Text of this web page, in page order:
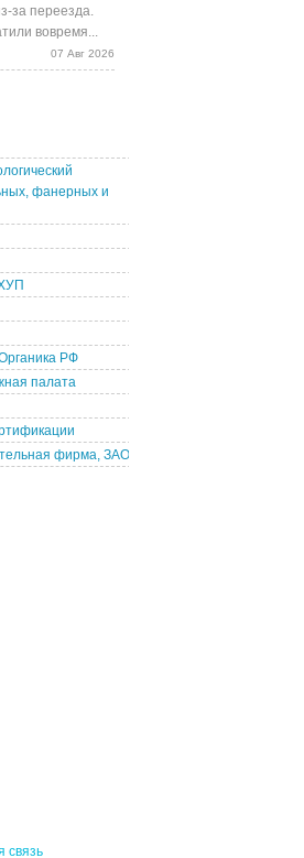
за переезда.
вовремя...
07 Авг 2026
фанерных и
РФ
палата
фирма, ЗАО
связь